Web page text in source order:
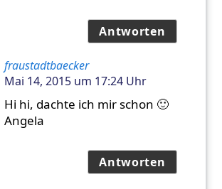
Antworten
fraustadtbaecker
Mai 14, 2015 um 17:24 Uhr
Hi hi, dachte ich mir schon 🙂
Angela
Antworten